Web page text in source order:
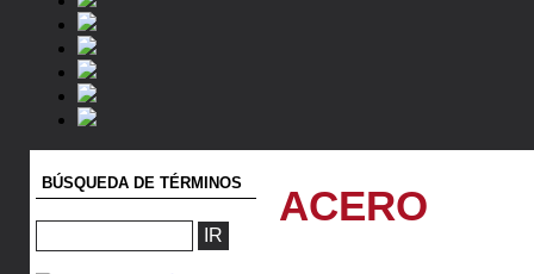
BÚSQUEDA DE TÉRMINOS ACERO